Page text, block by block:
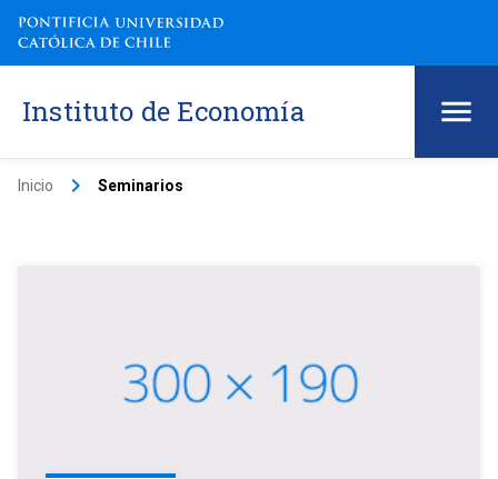
Instituto de Economía
Inicio keyboard_arrow_right Seminarios